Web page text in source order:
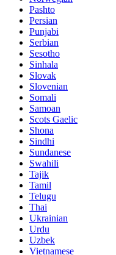
Pashto
Persian
Punjabi
Serbian
Sesotho
Sinhala
Slovak
Slovenian
Somali
Samoan
Scots Gaelic
Shona
Sindhi
Sundanese
Swahili
Tajik
Tamil
Telugu
Thai
Ukrainian
Urdu
Uzbek
Vietnamese